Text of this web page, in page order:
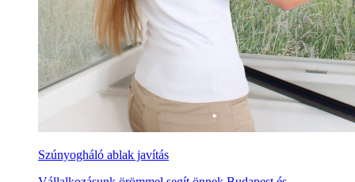
Szúnyogháló ablak javítás